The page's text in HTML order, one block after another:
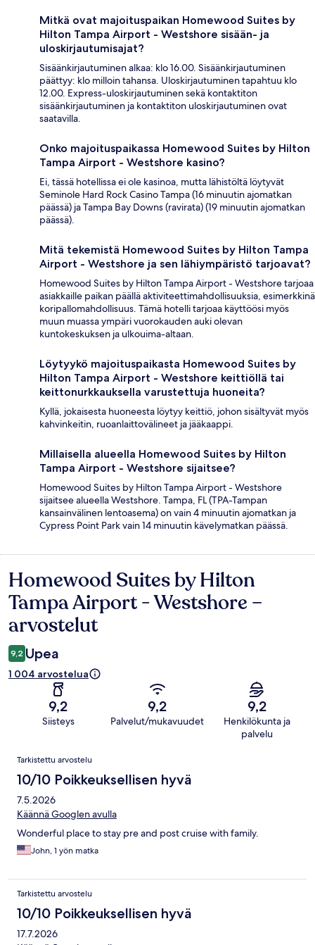
Mitkä ovat majoituspaikan Homewood Suites by
Hilton Tampa Airport - Westshore sisään- ja
uloskirjautumisajat?
Sisäänkirjautuminen alkaa: klo 16.00. Sisäänkirjautuminen
päättyy: klo milloin tahansa. Uloskirjautuminen tapahtuu klo
12.00. Express-uloskirjautuminen sekä kontaktiton
sisäänkirjautuminen ja kontaktiton uloskirjautuminen ovat
saatavilla.
Onko majoituspaikassa Homewood Suites by Hilton
Tampa Airport - Westshore kasino?
Ei, tässä hotellissa ei ole kasinoa, mutta lähistöltä löytyvät
Seminole Hard Rock Casino Tampa (16 minuutin ajomatkan
päässä) ja Tampa Bay Downs (ravirata) (19 minuutin ajomatkan
päässä).
Mitä tekemistä Homewood Suites by Hilton Tampa
Airport - Westshore ja sen lähiympäristö tarjoavat?
Homewood Suites by Hilton Tampa Airport - Westshore tarjoaa
asiakkaille paikan päällä aktiviteettimahdollisuuksia, esimerkkinä
koripallomahdollisuus. Tämä hotelli tarjoaa käyttöösi myös
muun muassa ympäri vuorokauden auki olevan
kuntokeskuksen ja ulkouima-altaan.
Löytyykö majoituspaikasta Homewood Suites by
Hilton Tampa Airport - Westshore keittiöllä tai
keittonurkkauksella varustettuja huoneita?
Kyllä, jokaisesta huoneesta löytyy keittiö, johon sisältyvät myös
kahvinkeitin, ruoanlaittovälineet ja jääkaappi.
Millaisella alueella Homewood Suites by Hilton
Tampa Airport - Westshore sijaitsee?
Homewood Suites by Hilton Tampa Airport - Westshore
sijaitsee alueella Westshore. Tampa, FL (TPA-Tampan
kansainvälinen lentoasema) on vain 4 minuutin ajomatkan ja
Cypress Point Park vain 14 minuutin kävelymatkan päässä.
Arvostelut
Homewood Suites by Hilton
Tampa Airport - Westshore –
arvostelut
9,2 Upea
1 004 arvostelua
9,2
Siisteys
9,2
Palvelut/mukavuudet
9,2
Henkilökunta ja
palvelu
Arvostelut
Tarkistettu arvostelu
10/10 Poikkeuksellisen hyvä
7.5.2026
Käännä Googlen avulla
Wonderful place to stay pre and post cruise with family.
John, 1 yön matka
Tarkistettu arvostelu
10/10 Poikkeuksellisen hyvä
17.7.2026